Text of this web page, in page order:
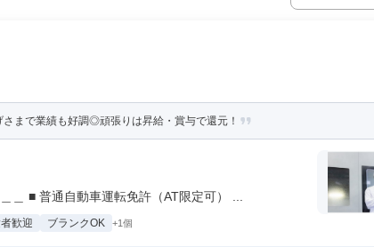
さまで業績も好調◎頑張りは昇給・賞与で還元！
＿ ■ 普通自動車運転免許（AT限定可） ...
歓迎 ブランクOK +1個